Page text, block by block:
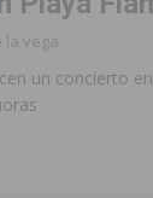
la vega
un concierto